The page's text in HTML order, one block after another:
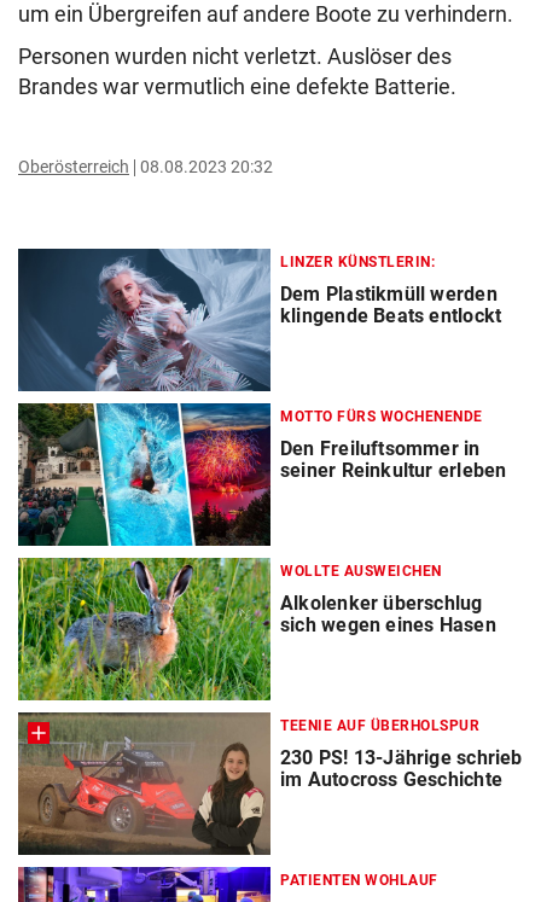
um ein Übergreifen auf andere Boote zu verhindern.
Personen wurden nicht verletzt. Auslöser des
Brandes war vermutlich eine defekte Batterie.
Oberösterreich 08.08.2023 20:32
LINZER KÜNSTLERIN:
Dem Plastikmüll werden
klingende Beats entlockt
MOTTO FÜRS WOCHENENDE
Den Freiluftsommer in
seiner Reinkultur erleben
WOLLTE AUSWEICHEN
Alkolenker überschlug
sich wegen eines Hasen
TEENIE AUF ÜBERHOLSPUR
230 PS! 13-Jährige schrieb
im Autocross Geschichte
PATIENTEN WOHLAUF